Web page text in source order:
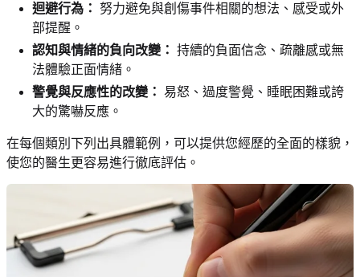
迴避行為： 努力避免與創傷事件相關的想法、感受或外
部提醒。
認知與情緒的負向改變： 持續的負面信念、疏離感或無
法體驗正面情緒。
警覺與反應性的改變： 易怒、過度警覺、睡眠困難或誇
大的驚嚇反應。
在每個類別下列出具體範例，可以提供您經歷的全面的樣貌，
使您的醫生更容易進行徹底評估。